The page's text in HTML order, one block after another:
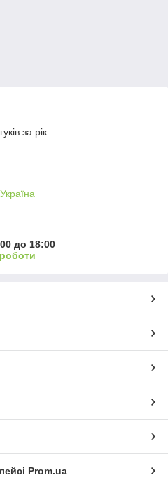
за рік
до 18:00
Prom.ua